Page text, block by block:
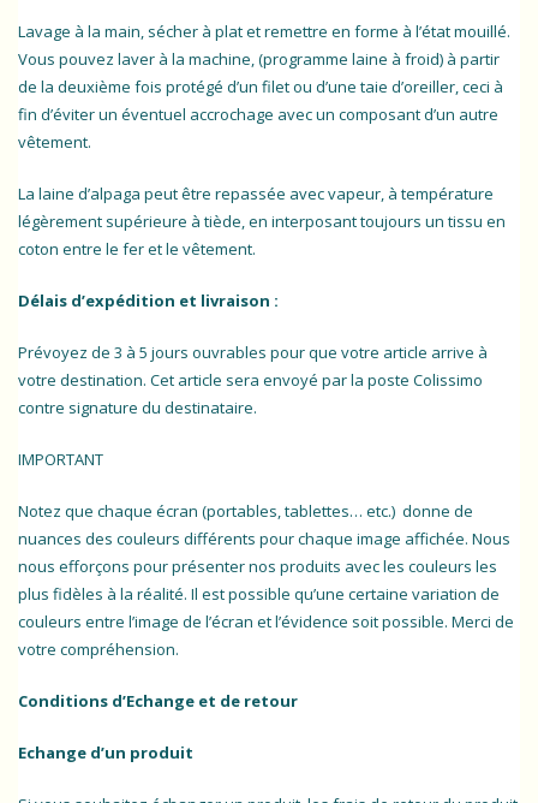
Lavage à la main, sécher à plat et remettre en forme à l’état mouillé.
Vous pouvez laver à la machine, (programme laine à froid) à partir
de la deuxième fois protégé d’un filet ou d’une taie d’oreiller, ceci à
fin d’éviter un éventuel accrochage avec un composant d’un autre
vêtement.
La laine d’alpaga peut être repassée avec vapeur, à température
légèrement supérieure à tiède, en interposant toujours un tissu en
coton entre le fer et le vêtement.
Délais d’expédition et livraison :
Prévoyez de 3 à 5 jours ouvrables pour que votre article arrive à
votre destination. Cet article sera envoyé par la poste Colissimo
contre signature du destinataire.
IMPORTANT
Notez que chaque écran (portables, tablettes… etc.) donne de
nuances des couleurs différents pour chaque image affichée. Nous
nous efforçons pour présenter nos produits avec les couleurs les
plus fidèles à la réalité. Il est possible qu’une certaine variation de
couleurs entre l’image de l’écran et l’évidence soit possible. Merci de
votre compréhension.
Conditions d’Echange et de retour
Echange d’un produit